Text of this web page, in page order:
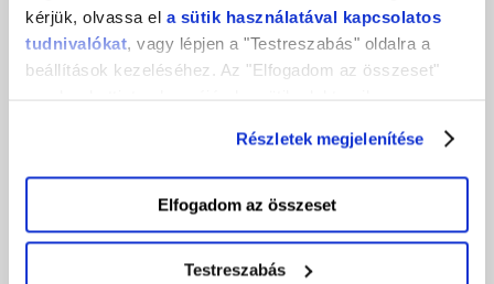
kérjük, olvassa el a sütik használatával kapcsolatos
tudnivalókat , vagy lépjen a "Testreszabás" oldalra a
beállítások kezeléséhez. Az "Elfogadom az összeset"
nyomva csak a szükséges sütik tárolását fogadja el.
Részletek megjelenítése
Elfogadom az összeset
Testreszabás